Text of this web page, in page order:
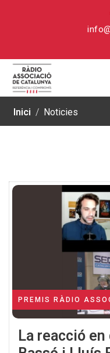
Inici / Noticies
PREMIS RÀDIO
La reacció